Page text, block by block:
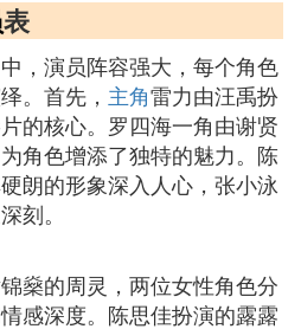
表
，演员阵容强大，每个角色
。首先， 主角雷力由汪禹扮
的核心。罗四海一角由谢贤
角色增添了独特的魅力。陈
朗的形象深入人心，张小泳
刻。
燊的周灵，两位女性角色分
感深度。陈思佳扮演的露露